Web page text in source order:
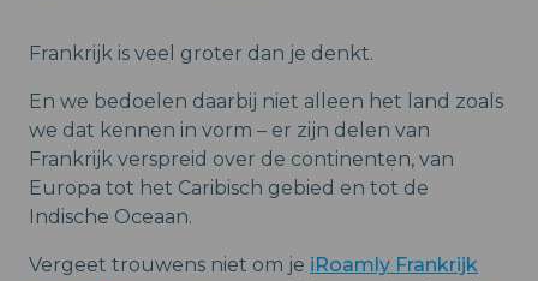
Frankrijk is veel groter dan je denkt.
En we bedoelen daarbij niet alleen het land zoals
we dat kennen in vorm – er zijn delen van
Frankrijk verspreid over de continenten, van
Europa tot het Caribisch gebied en tot de
Indische Oceaan.
Vergeet trouwens niet om je iRoamly Frankrijk